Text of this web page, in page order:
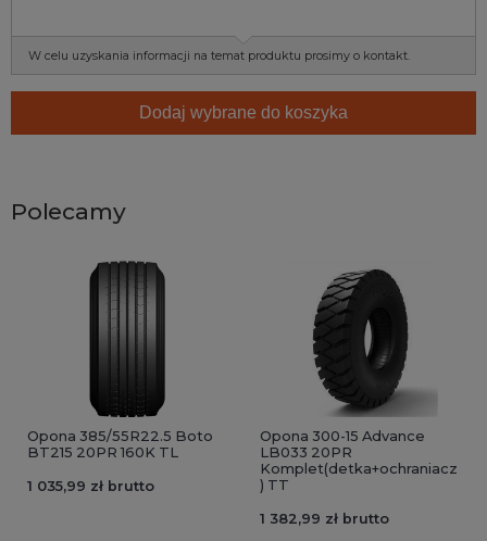
W celu uzyskania informacji na temat produktu prosimy o kontakt.
Dodaj wybrane do koszyka
Polecamy
Opona 385/55R22.5 Boto
BT215 20PR 160K TL
1 035,99 zł brutto
Opona 300-15 Advance
LB033 20PR
Komplet(detka+ochraniacz
) TT
1 382,99 zł brutto